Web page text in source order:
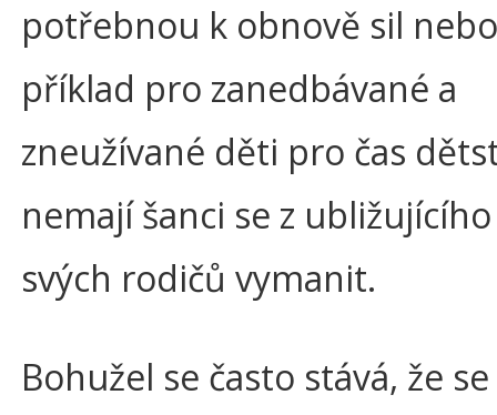
potřebnou k obnově sil
příklad pro zanedbávané a
zneužívané děti pro čas
nemají šanci se z
svých rodičů vymanit.
Bohužel se často stává, že